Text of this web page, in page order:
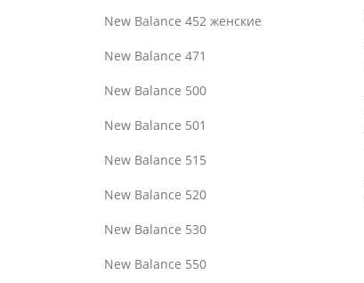
New Balance 452 женские
New Balance 471
New Balance 500
New Balance 501
New Balance 515
New Balance 520
New Balance 530
New Balance 550